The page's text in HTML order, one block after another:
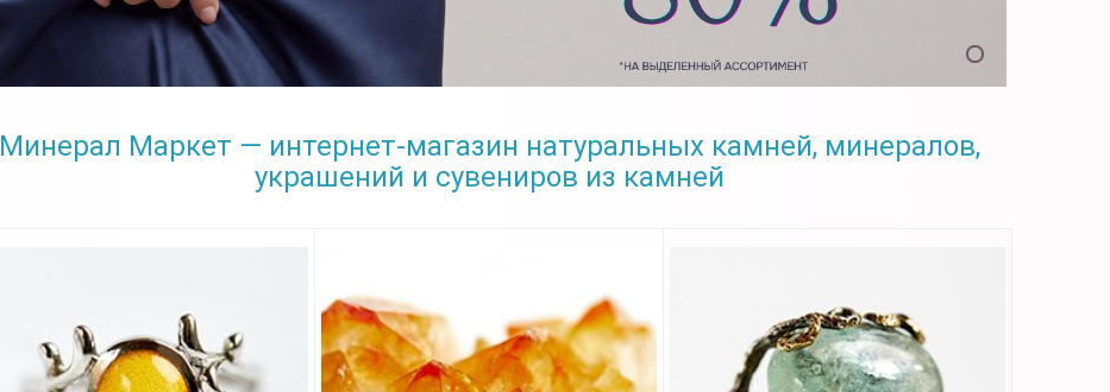
Минерал Маркет — интернет-магазин натуральных камней, минералов,
украшений и сувениров из камней